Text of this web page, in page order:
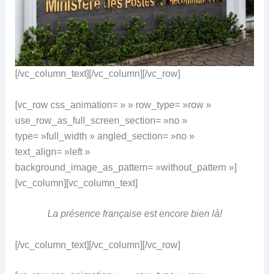
[/vc_column_text][/vc_column][/vc_row]
[vc_row css_animation= » » row_type= »row »
use_row_as_full_screen_section= »no »
type= »full_width » angled_section= »no »
text_align= »left »
background_image_as_pattern= »without_pattern »]
[vc_column][vc_column_text]
La présence française est encore bien là!
[/vc_column_text][/vc_column][/vc_row]